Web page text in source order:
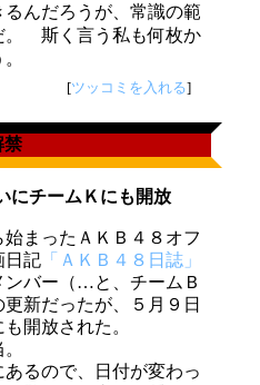
んだろうが、常識の範
。 斯く言う私も何枚か
[ツッコミを入れる]
禁
チームＫにも開放
まったＡＫＢ４８オフ
日記「ＡＫＢ４８日誌」
ンバー（…と、チームＢ
新だったが、５月９日
開放された。
るので、日付が変わっ